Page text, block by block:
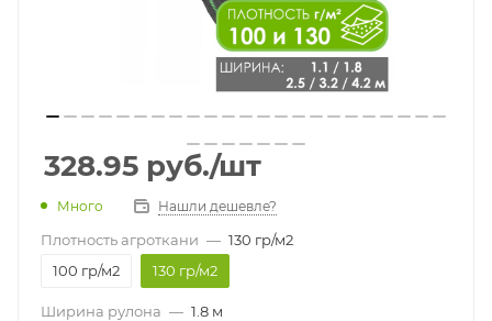
328.95 руб./шт
Много Нашли дешевле?
Плотность агроткани — 130 гр/м2
100 гр/м2
130 гр/м2
Ширина рулона — 1.8 м